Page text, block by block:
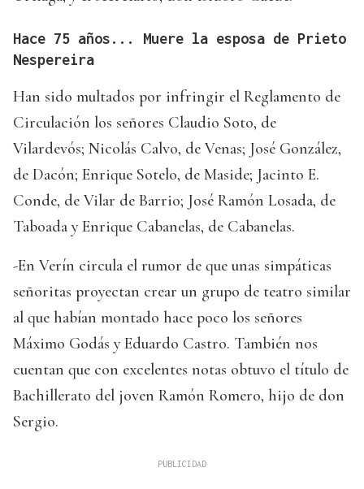
Hace 75 años... Muere la esposa de Prieto
Nespereira
Han sido multados por infringir el Reglamento de
Circulación los señores Claudio Soto, de
Vilardevós; Nicolás Calvo, de Venas; José González,
de Dacón; Enrique Sotelo, de Maside; Jacinto E.
Conde, de Vilar de Barrio; José Ramón Losada, de
Taboada y Enrique Cabanelas, de Cabanelas.
-En Verín circula el rumor de que unas simpáticas
señoritas proyectan crear un grupo de teatro similar
al que habían montado hace poco los señores
Máximo Godás y Eduardo Castro. También nos
cuentan que con excelentes notas obtuvo el título de
Bachillerato del joven Ramón Romero, hijo de don
Sergio.